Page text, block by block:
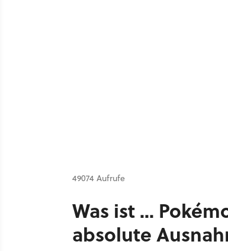
49074 Aufrufe
Was ist ...
absolute